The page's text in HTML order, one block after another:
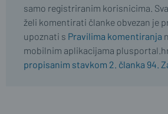
samo registriranim korisnicima.
želi komentirati članke obvezan je
upoznati s Pravilima komentiranja
mobilnim aplikacijama
propisanim stavkom 2. članka 94.